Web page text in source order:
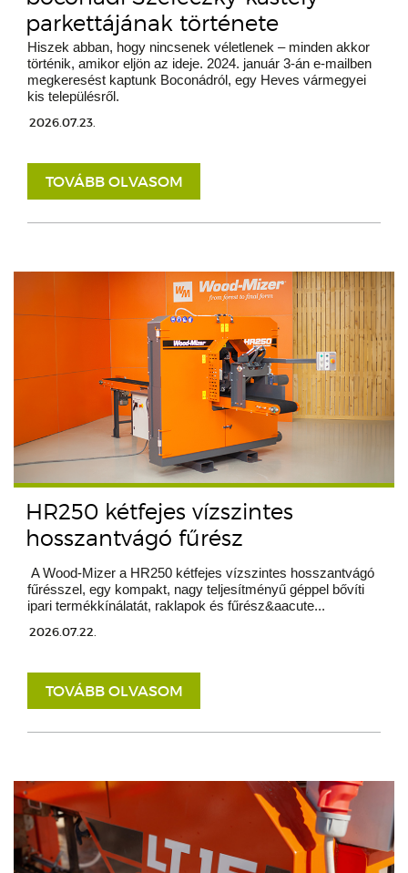
parkettájának története
Hiszek abban, hogy nincsenek véletlenek – minden akkor
történik, amikor eljön az ideje. 2024. január 3-án e-mailben
megkeresést kaptunk Boconádról, egy Heves vármegyei
kis településről.
2026.07.23.
TOVÁBB OLVASOM
HR250 kétfejes vízszintes
hosszantvágó fűrész
A Wood-Mizer a HR250 kétfejes vízszintes hosszantvágó
fűrésszel, egy kompakt, nagy teljesítményű géppel bővíti
ipari termékkínálatát, raklapok és fűrész&aacute...
2026.07.22.
TOVÁBB OLVASOM